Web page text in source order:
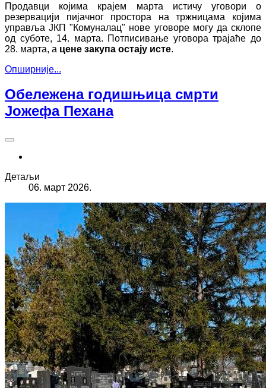
Продавци којима крајем марта истичу уговори о
резервацији пијачног простора на тржницама којима
управља ЈКП "Комуналац" нове уговоре могу да склопе
од суботе, 14. марта. Потписивање уговора трајаће до
28. марта, а цене закупа остају исте.
Опширније...
Обележена годишњица смрти
Јожефа Пехана
Детаљи
06. март 2026.